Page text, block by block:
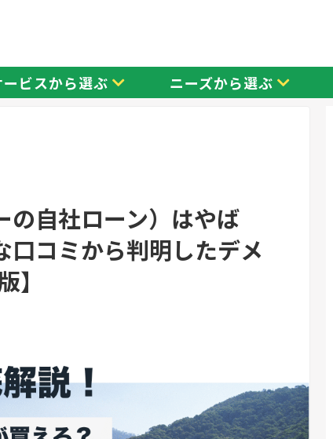
ービスから選ぶ ニーズから選ぶ
の自社ローン）はやば
口コミから判明したデメ
】